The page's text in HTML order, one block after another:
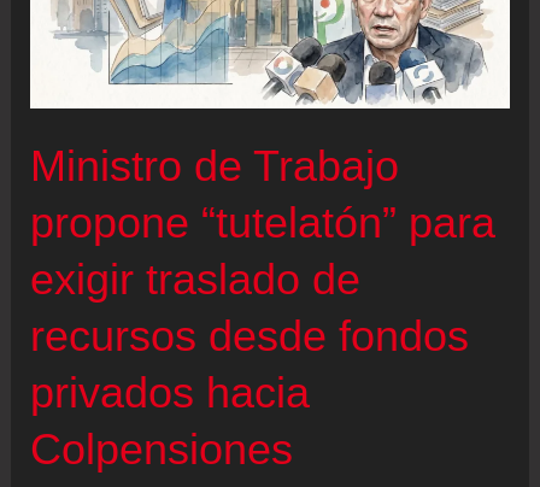
Ministro de Trabajo
propone “tutelatón” para
exigir traslado de
recursos desde fondos
privados hacia
Colpensiones